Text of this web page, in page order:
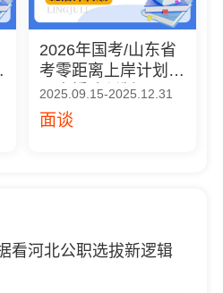
2026年国考/山东省
考零距离上岸计划
（直播冲刺版）
2025.09.15-2025.12.31
面谈
看河北公职选拔新逻辑